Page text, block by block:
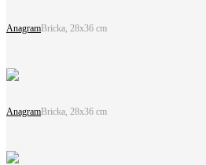
AnagramBricka, 28x36 cm
AnagramBricka, 28x36 cm